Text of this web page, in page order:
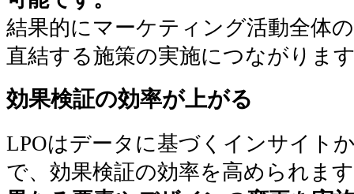
結果的にマーケティング活動全体
直結する施策の実施につながりま
効果検証の効率が上がる
LPOはデータに基づくインサイト
で、効果検証の効率を高められま